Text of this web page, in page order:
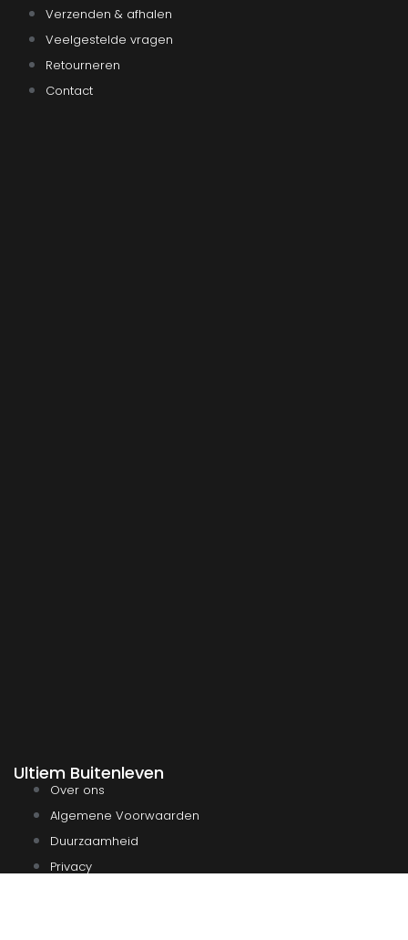
Verzenden & afhalen
Veelgestelde vragen
Retourneren
Contact
Ultiem Buitenleven
Over ons
Algemene Voorwaarden
Duurzaamheid
Privacy